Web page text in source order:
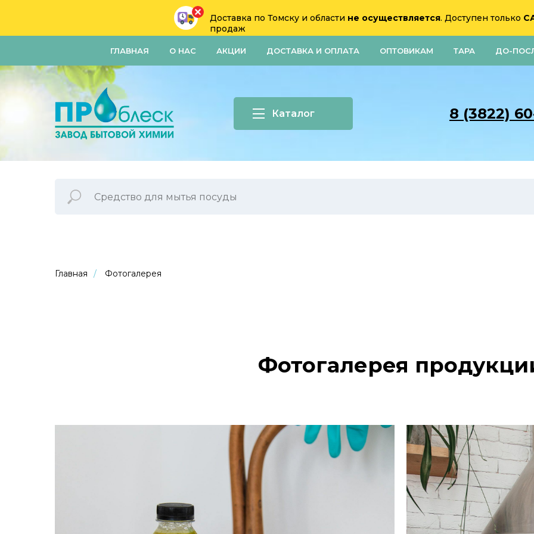
Доставка по Томску и области не осуществляется. Доступен только
продаж
ГЛАВНАЯ О НАС АКЦИИ ДОСТАВКА И ОПЛАТА ОПТОВИКАМ ТАРА ДО-
8 (3822)
Каталог
Главная / Фотогалерея
Фотогалерея